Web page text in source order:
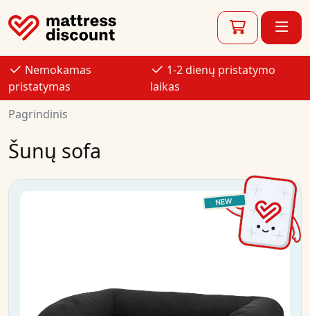
Nemokamas
pristatymas
1-2 dienų pristatymo
laikas
Pagrindinis
Šunų sofa